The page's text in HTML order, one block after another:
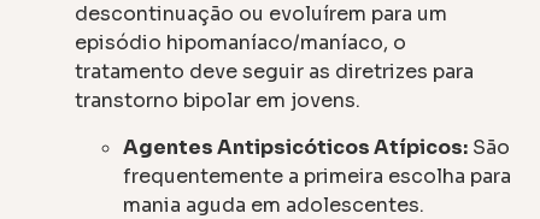
descontinuação ou evoluírem para um
episódio hipomaníaco/maníaco, o
tratamento deve seguir as diretrizes para
transtorno bipolar em jovens.
Agentes Antipsicóticos Atípicos: São
frequentemente a primeira escolha para
mania aguda em adolescentes.